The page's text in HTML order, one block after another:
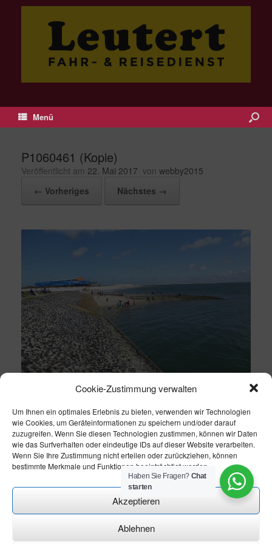
Cookie-Zustimmung verwalten
Um Ihnen ein optimales Erlebnis zu bieten, verwenden wir Technologien
wie Cookies, um Geräteinformationen zu speichern und/oder darauf
zuzugreifen. Wenn Sie diesen Technologien zustimmen, können wir Daten
wie das Surfverhalten oder eindeutige IDs auf dieser Website verarbeiten.
Wenn Sie Ihre Zustimmung nicht erteilen oder zurückziehen, können
bestimmte Merkmale und Funktionen beeinträchtigt werden.
Akzeptieren
Ablehnen
Menü
P1060461 (Kopie)
Veröffentlicht am 22. Mai 2017 von webby2015
← Vorheriges
Nächstes →
CN-Homepageservice
Haben Sie Fragen? Chat
starten